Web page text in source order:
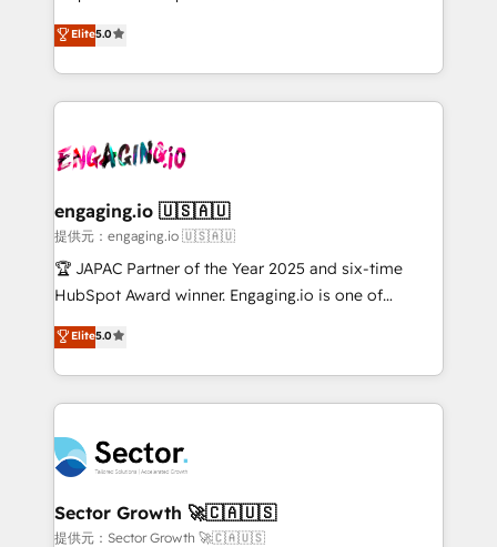
Operamos en Colombia, Perú, México, Ecuador,
Chile, Panamá, Bolivia, Argentina y República
B2B. ✅ Crece con orden. Crece con Grows.
previsibilidade de receita. Combinamos Revenue
Operations (RevOps) e Inteligência Artificial para
estruturar processos integrar sistemas organizar
dados e automatizar operações. O objetivo é
operacional de receita conectando equipes
Também somos distribuidores oficiais da HubSpot
e de mais de 150 softwares globais permitindo
contratar e pagar a HubSpot em reais com nota
fiscal no Brasil e gerar economia de até 50% na
Oferecemos ainda agentes de IA especializados em
HubSpot que automatizam tarefas executam rotinas
empresas em 13 países utilizam a Nexforce. Somos
a maior parceira da HubSpot na América Latina e
líder no ranking global de sucesso do cliente da
HubSpot.
Elite5.0
engaging.io 🇺🇸🇦🇺
提供元：engaging.io 🇺🇸🇦🇺
🏆 JAPAC Partner of the Year 2025 and six-time
HubSpot Award winner. Engaging.io is one of
HubSpot’s most experienced Agency Partners
globally, delivering complex HubSpot
implementations for 16+ years. With 700+ projects
completed across APAC and North America, we help
migrations, custom integrations, data architecture,
automation, and portal builds. We specialise in
Salesforce, Microsoft Dynamics, and legacy CRM
migrations; custom integrations with platforms
Elite5.0
Sector Growth 🚀🇨🇦🇺🇸
提供元：Sector Growth 🚀🇨🇦🇺🇸